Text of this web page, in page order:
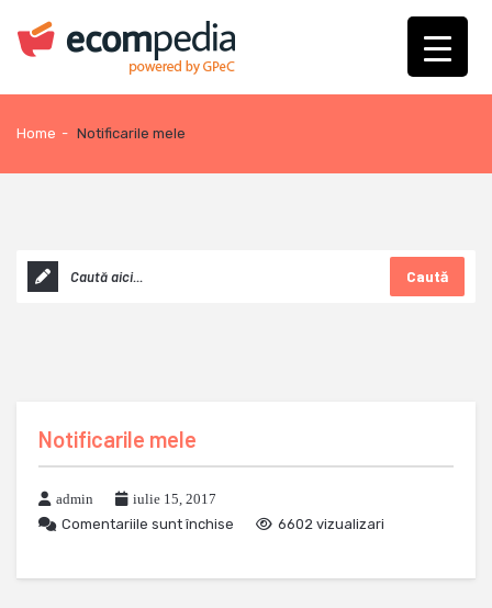
Home - Notificarile mele
Caută
Notificarile mele
admin
iulie 15, 2017
Comentariile sunt închise
6602 vizualizari